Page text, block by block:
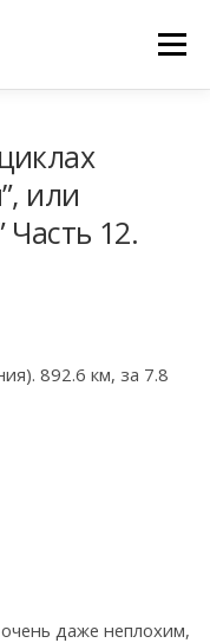
Меню
или
Часть 12.
892.6 км, за 7.8
даже неплохим,